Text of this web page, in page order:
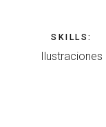
SKILLS:
Ilustraciones